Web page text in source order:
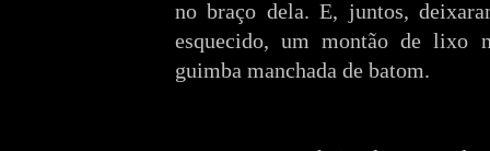
no braço dela. E, juntos,
esquecido, um montão de lixo
guimba manchada de batom.